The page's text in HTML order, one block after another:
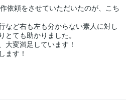
依頼をさせていただいたのが、こち
など右も左も分からない素人に対し
ても助かりました。
大変満足しています！
ます！